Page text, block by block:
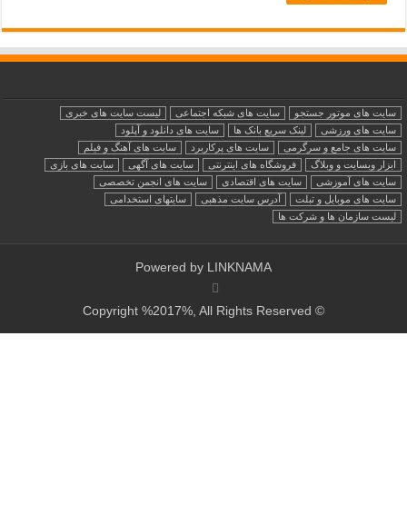
سایت های موتور جستجو سایت های شبکه اجتماعی
لیست سایت های خبری
سایت های ورزشی
لینک سریع بانک ها
سایت های دانلود و آپلود
سایت های جامع و سرگرمی
سایت های پرکاربرد
سایت های آهنگ و فیلم
ابزار وبسایت و وبلاگ
فروشگاه های اینترنتی سایت های آگهی
سایت های بازی
سایت های آموزشی
سایت های اقتصادی
سایت های انجمن تخصصی
سایت های موبایل و تبلت
آدرس سایت مذهبی
سایتهای استخدامی
لیست سازمان ها و شرکت ها
Powered by LINKNAMA
© Copyright %2017%, All Rights Reserved